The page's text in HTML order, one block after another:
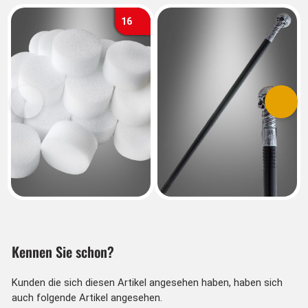
16
Vorherige
Kennen Sie schon?
Kunden die sich diesen Artikel angesehen haben, haben sich
auch folgende Artikel angesehen.